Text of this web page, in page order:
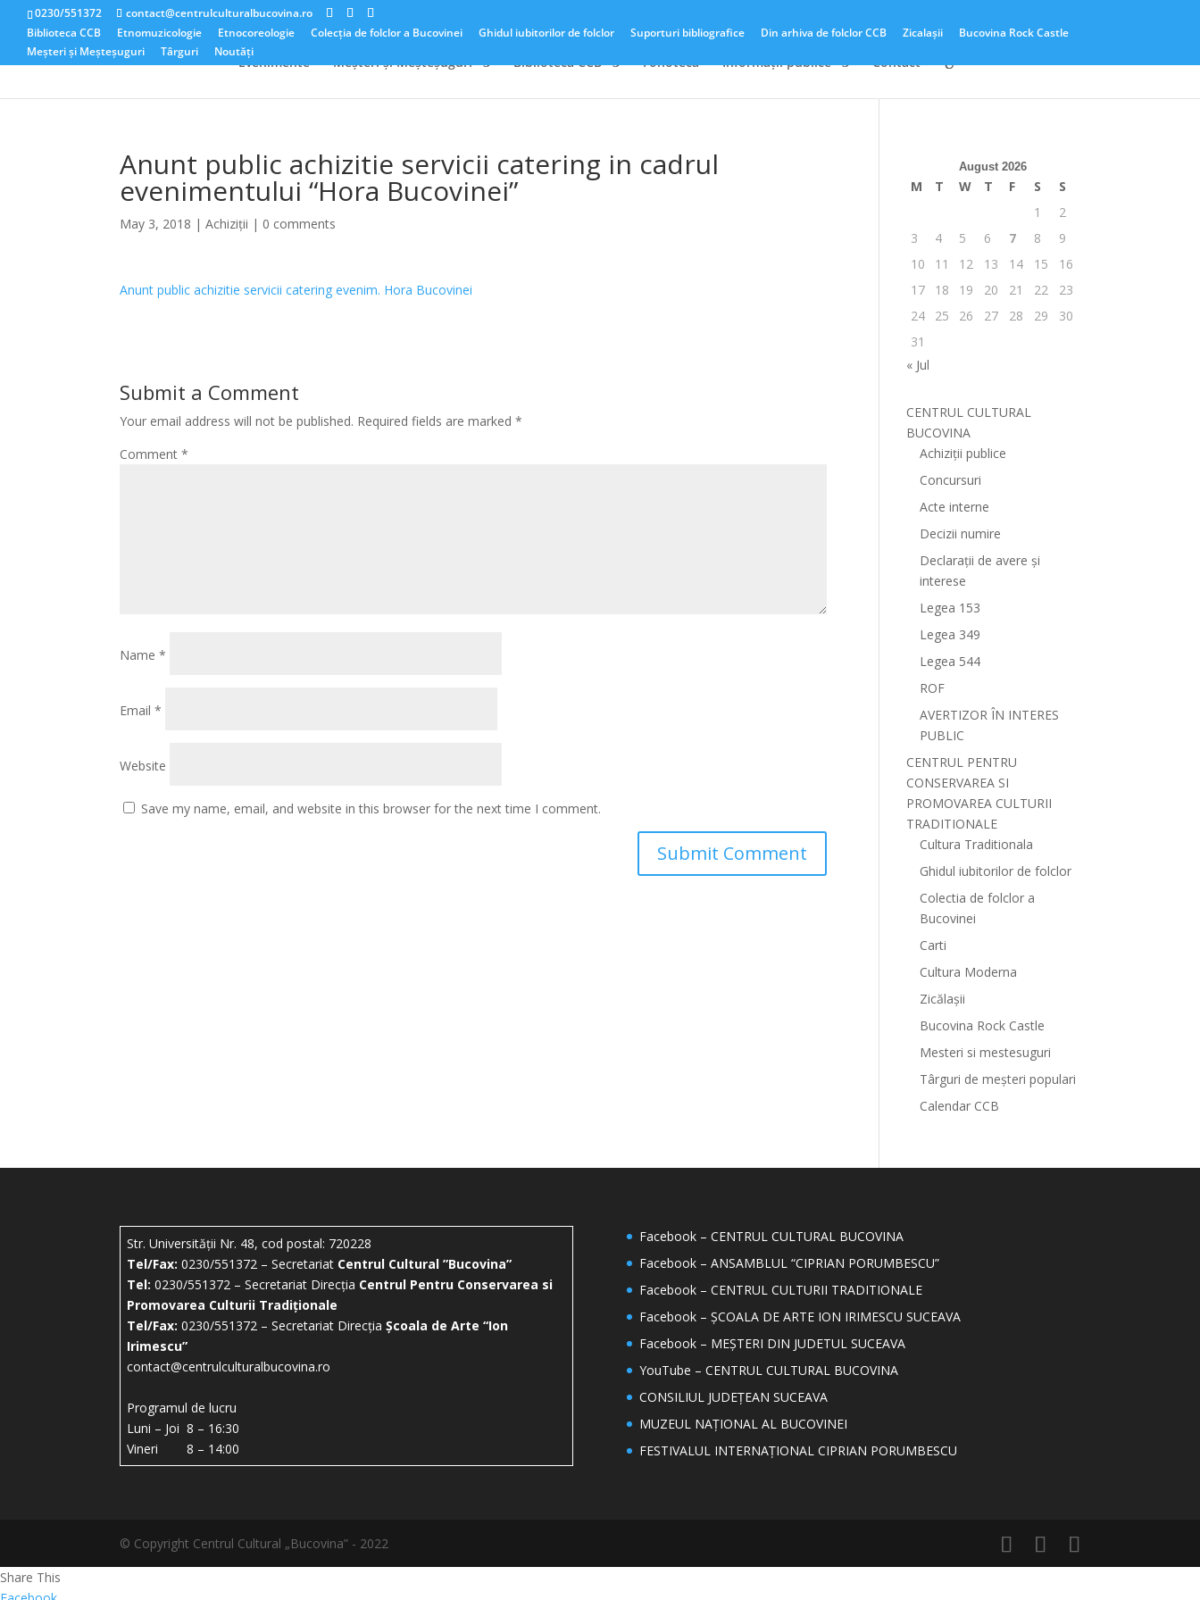
0230/551372
contact@centrulculturalbucovina.ro
Biblioteca CCB
Etnomuzicologie Etnocoreologie Colecția de folclor a Bucovinei Ghidul iubitorilor de folclor Suporturi bibliografice Din arhiva de folclor CCB Zicalașii
Bucovina Rock Castle
Meșteri și Meșteșuguri
Târguri Noutăți
Evenimente Meșteri și Meșteșuguri Biblioteca CCB Fonotecă Informații publice Contact
Anunt public achizitie servicii catering in cadrul
evenimentului “Hora Bucovinei”
May 3, 2018 |Achiziții | 0 comments
Anunt public achizitie servicii catering evenim. Hora Bucovinei
Submit a Comment
Your email address will not be published. Required fields are marked*
Comment*
Name*
Email*
Website
Save my name, email, and website in this browser for the next time I comment.
August 2026
M T W T F S
S
1
2
3
4 5 6 7 8
9
10
11 12 13 14 15
16
17
18 19 20 21 22
23
24
25 26 27 28 29
30
31
« Jul
CENTRUL CULTURAL
BUCOVINA
Achiziții publice
Concursuri
Acte interne
Decizii numire
Declarații de avere și
interese
Legea 153
Legea 349
Legea 544
ROF
AVERTIZOR ÎN INTERES
PUBLIC
CENTRUL PENTRU
CONSERVAREA SI
PROMOVAREA CULTURII
TRADITIONALE
Cultura Traditionala
Ghidul iubitorilor de folclor
Colectia de folclor a
Bucovinei
Carti
Cultura Moderna
Zicălașii
Bucovina Rock Castle
Mesteri si mestesuguri
Târguri de meșteri populari
Calendar CCB
Str. Universității Nr. 48, cod postal: 720228
Tel/Fax: 0230/551372 – Secretariat Centrul Cultural ”Bucovina”
Tel: 0230/551372 – Secretariat Direcția Centrul Pentru Conservarea si
Promovarea Culturii Tradiționale
Tel/Fax: 0230/551372 – Secretariat DirecțiaȘcoala de Arte “Ion
Irimescu”
contact@centrulculturalbucovina.ro
Programul de lucru
Luni – Joi 8 – 16:30
Vineri 8 – 14:00
Facebook – CENTRUL CULTURAL BUCOVINA
Facebook – ANSAMBLUL “CIPRIAN PORUMBESCU”
Facebook – CENTRUL CULTURII TRADITIONALE
Facebook – ȘCOALA DE ARTE ION IRIMESCU SUCEAVA
Facebook – MEȘTERI DIN JUDETUL SUCEAVA
YouTube – CENTRUL CULTURAL BUCOVINA
CONSILIUL JUDEȚEAN SUCEAVA
MUZEUL NAȚIONAL AL BUCOVINEI
FESTIVALUL INTERNAȚIONAL CIPRIAN PORUMBESCU
© Copyright Centrul Cultural „Bucovina” - 2022
Share This